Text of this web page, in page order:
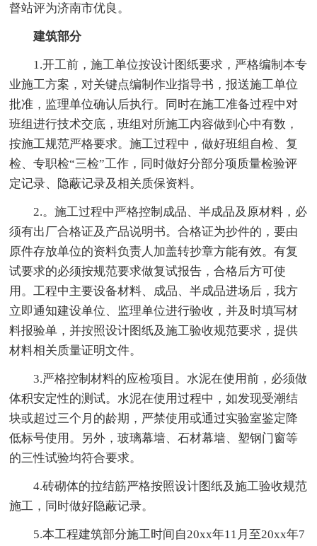
督站评为济南市优良。
建筑部分
1.开工前，施工单位按设计图纸要求，严格编制本专
业施工方案，对关键点编制作业指导书，报送施工单位
批准，监理单位确认后执行。同时在施工准备过程中对
班组进行技术交底，班组对所施工内容做到心中有数，
按施工规范严格要求。施工过程中，做好班组自检、复
检、专职检“三检”工作，同时做好分部分项质量检验评
定记录、隐蔽记录及相关质保资料。
2.。施工过程中严格控制成品、半成品及原材料，必
须有出厂合格证及产品说明书。合格证为抄件的，要由
原件存放单位的资料负责人加盖转抄章方能有效。有复
试要求的必须按规范要求做复试报告，合格后方可使
用。工程中主要设备材料、成品、半成品进场后，我方
立即通知建设单位、监理单位进行验收，并及时填写材
料报验单，并按照设计图纸及施工验收规范要求，提供
材料相关质量证明文件。
3.严格控制材料的应检项目。水泥在使用前，必须做
体积安定性的测试。水泥在使用过程中，如发现受潮结
块或超过三个月的龄期，严禁使用或通过实验室鉴定降
低标号使用。另外，玻璃幕墙、石材幕墙、塑钢门窗等
的三性试验均符合要求。
4.砖砌体的拉结筋严格按照设计图纸及施工验收规范
施工，同时做好隐蔽记录。
5.本工程建筑部分施工时间自20xx年11月至20xx年7